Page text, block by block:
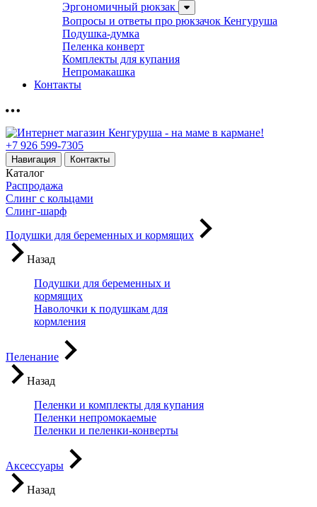
Эргономичный рюкзак
Вопросы и ответы про рюкзачок Кенгуруша
Подушка-думка
Пеленка конверт
Комплекты для купания
Непромакашка
Контакты
+7 926 599-7305
Навигация Контакты
Каталог
Распродажа
Слинг с кольцами
Слинг-шарф
Подушки для беременных и кормящих
Назад
Подушки для беременных и
кормящих
Наволочки к подушкам для
кормления
Пеленание
Назад
Пеленки и комплекты для купания
Пеленки непромокаемые
Пеленки и пеленки-конверты
Аксессуары
Назад